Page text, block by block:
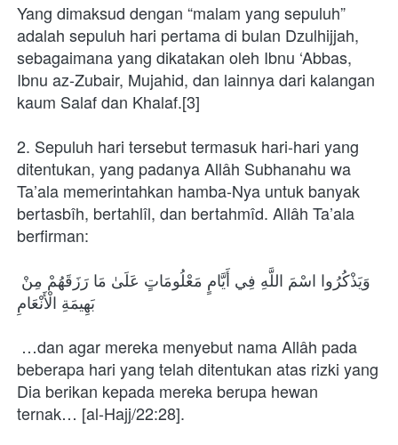
Yang dimaksud dengan “malam yang sepuluh”
adalah sepuluh hari pertama di bulan Dzulhijjah,
sebagaimana yang dikatakan oleh Ibnu ‘Abbas,
Ibnu az-Zubair, Mujahid, dan lainnya dari kalangan
kaum Salaf dan Khalaf.[3]
2. Sepuluh hari tersebut termasuk hari-hari yang
ditentukan, yang padanya Allâh Subhanahu wa
Ta’ala memerintahkan hamba-Nya untuk banyak
bertasbîh, bertahlîl, dan bertahmîd. Allâh Ta’ala
berfirman:
بَهِيمَةِ الْأَنْعَامِ
…dan agar mereka menyebut nama Allâh pada
beberapa hari yang telah ditentukan atas rizki yang
Dia berikan kepada mereka berupa hewan
ternak… [al-Hajj/22:28].